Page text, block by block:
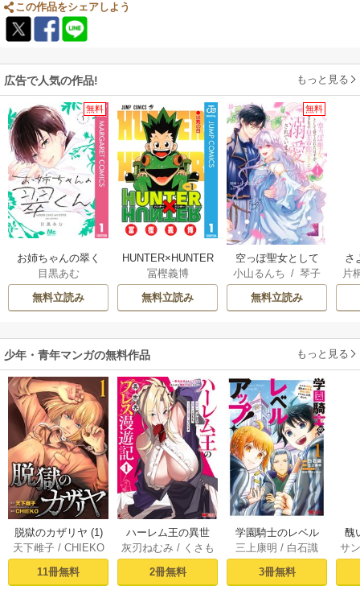
この作品をシェアしよう
広告で人気の作品! もっと見る
無料
お姉ちゃんの翠く
ん
目黒あむ
無料立読み
HUNTER×HUNTER
モノクロ版
冨樫義博
無料立読み
無料
空っぽ聖女として
捨てられたはず
が、嫁ぎ先の皇帝
陛下に溺愛されて
小山るんち /琴子
無料立読み
さ
冷
片
少年・青年マンガの無料作品 もっと見る
脱獄のカザリヤ (1)
天下雌子/ CHIEKO
11冊無料
ハーレム王の異世
界プレス漫遊記 ～
最強無双のおじさ
んはあらゆる種族
灰刃ねむみ / くさも
ち
2冊無料
学園騎士のレベル
アップ！レベル100
0超えの転生者、落
ちこぼれクラスに
三上康明 / 白石識
3冊無料
醜
同
サ